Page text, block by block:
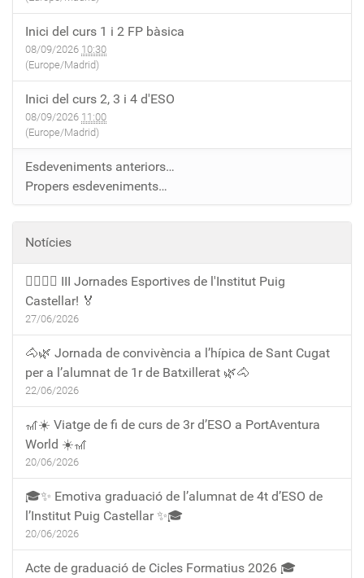
Inici del curs 1 i 2 FP bàsica
08/09/2026 10:30
(Europe/Madrid)
Inici del curs 2, 3 i 4 d'ESO
08/09/2026 11:00
(Europe/Madrid)
Esdeveniments anteriors…
Propers esdeveniments…
Notícies
🏃‍♀️🏃‍♂️ III Jornades Esportives de l'Institut Puig
Castellar! 🏅
27/06/2026
🐴🌿 Jornada de convivència a l’hípica de Sant Cugat
per a l’alumnat de 1r de Batxillerat 🌿🐴
22/06/2026
🎢☀️ Viatge de fi de curs de 3r d’ESO a PortAventura
World ☀️🎢
20/06/2026
🎓✨ Emotiva graduació de l’alumnat de 4t d’ESO de
l’Institut Puig Castellar ✨🎓
20/06/2026
Acte de graduació de Cicles Formatius 2026 🎓